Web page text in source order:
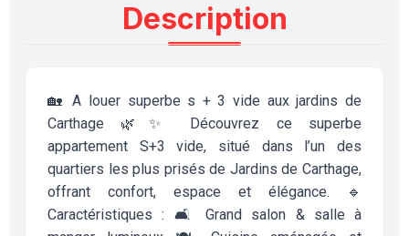
Description
🏡 A louer superbe s + 3 vide aux jardins de
Carthage 🌿✨ Découvrez ce superbe
appartement S+3 vide, situé dans l’un des
quartiers les plus prisés de Jardins de Carthage,
offrant confort, espace et élégance. 🔹
Caractéristiques : 🛋️ Grand salon & salle à